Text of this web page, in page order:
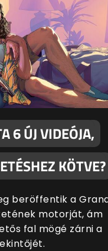
6 ÚJ VIDEÓJA,
KÖTVE?
beröffentik a
motorját, ám
fal mögé zárni a